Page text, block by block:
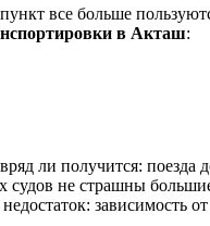
все больше
в Акташ:
ли получится: поезда
не страшны
зависимость от